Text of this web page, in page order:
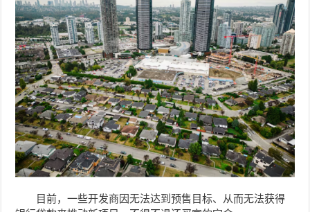
目前，一些开发商因无法达到预售目标、从而无法获得